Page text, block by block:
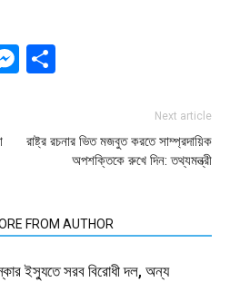
Messenger
Next article
রাষ্ট্র রচনার ভিত মজবুত করতে সাম্প্রদায়িক
অপশক্তিকে রুখে দিন: তথ্যমন্ত্রী
FROM AUTHOR
ইস্যুতে সরব বিরোধী দল, অন্য